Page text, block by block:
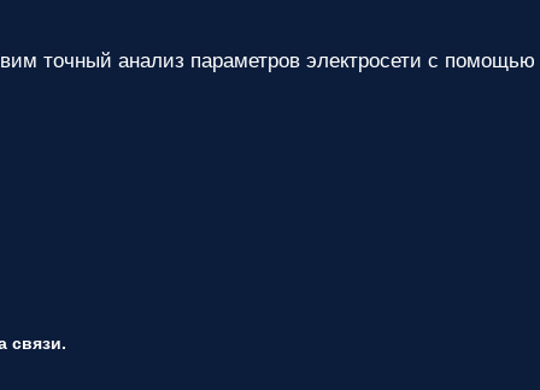
точный анализ параметров электросети с помощью
связи.